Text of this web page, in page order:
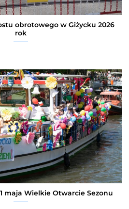
obrotowego w Giżycku 2026
rok
maja Wielkie Otwarcie Sezonu